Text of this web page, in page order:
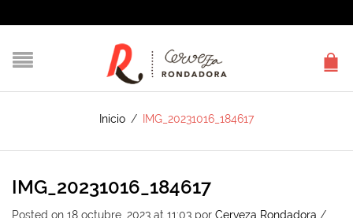
Inicio / IMG_20231016_184617
IMG_20231016_184617
Posted on 18 octubre, 2023 at 11:03 por Cerveza Rondadora /